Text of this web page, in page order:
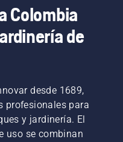
Colombia
de
desde 1689,
profesionales para
y jardinería. El
uso se combinan